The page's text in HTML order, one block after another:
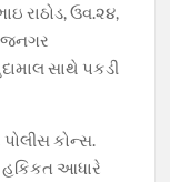
રાઠોડ, ઉવ.૨૪,
સાથે પકડી
કોન્સ.
આધારે